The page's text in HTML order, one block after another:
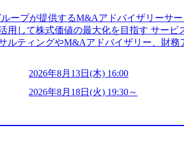
career/interviews/) 戦略だ
雲児に聞く。“これから”のコンサルの在
20250205-simplex-xspear/) Xspear Consulting
デジタル化を支援 (https://www.afpbb.com/
って経験できる ・上流工程、先端技術を
・専門領域に軸足を置きながら、他領域
ョンできる（ダブルスキップもあり） ・
のキャリアについて検討してもらえる。
効率的に働くことができる 【休日】 土日
休日は125日（GW8日、夏季9日、年末年
の場合）で、入社日に付与されます。 年
に、連続5日のリフレッシュ休暇を取得で
制度】 育児休暇： 対象：小学校1年修了
の従業員 1日2時間15分まで、始業・終業
護休暇： 子1人につき5日まで取得でき
ープが提供するM&Aアドバイザリーサー
用して株式価値の最大化を目指す サービ
ルティングやM&Aアドバイザリー、財務
肢も尊重する姿勢を持ち、将来の株価成
支援も行う TWOSTONE&Sonsグループは
あり、領域にこだわらず幅広い案件に携
と共に働くことで、M&Aや財務アドバイ
アを発展させる機会が提供される 主担当
平均3000万～4000万の年収となる 内訳と
2026年8月13日(木) 16:00
2026年8月18日(火) 19:30～